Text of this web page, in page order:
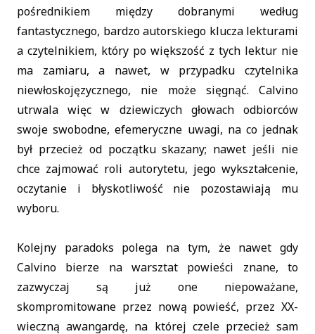
pośrednikiem między dobranymi według
fantastycznego, bardzo autorskiego klucza lekturami
a czytelnikiem, który po większość z tych lektur nie
ma zamiaru, a nawet, w przypadku czytelnika
niewłoskojęzycznego, nie może sięgnąć. Calvino
utrwala więc w dziewiczych głowach odbiorców
swoje swobodne, efemeryczne uwagi, na co jednak
był przecież od początku skazany; nawet jeśli nie
chce zajmować roli autorytetu, jego wykształcenie,
oczytanie i błyskotliwość nie pozostawiają mu
wyboru.
Kolejny paradoks polega na tym, że nawet gdy
Calvino bierze na warsztat powieści znane, to
zazwyczaj są już one niepoważane,
skompromitowane przez nową powieść, przez XX-
wieczną awangardę, na której czele przecież sam